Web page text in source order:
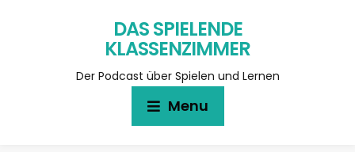
DAS SPIELENDE
KLASSENZIMMER
Der Podcast über Spielen und Lernen
Menu